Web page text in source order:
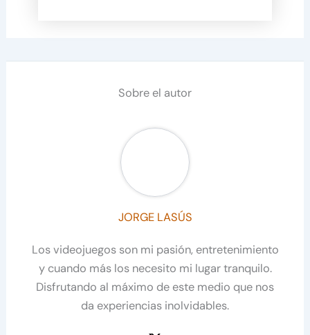
Sobre el autor
JORGE LASÚS
Los videojuegos son mi pasión, entretenimiento
y cuando más los necesito mi lugar tranquilo.
Disfrutando al máximo de este medio que nos
da experiencias inolvidables.